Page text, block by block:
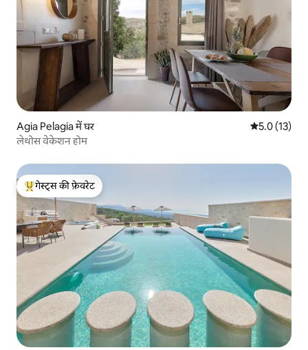
Agia Pelagia में घर औसत रेटिंग 5
5.0 (13)
लेथोस वेकेशन होम
गेस्ट्स का टॉप फ़ेवरेट
गेस्ट्स की फ़ेवरेट